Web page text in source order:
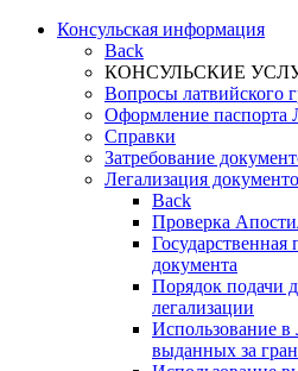
Консульская информация
Back
КОНСУЛЬСКИЕ
Вопросы латвийского
Оформление паспорта
Справки
Затребование
Легализация
Back
Проверка
документа
Порядок подачи
легализации
Использование
выданных за